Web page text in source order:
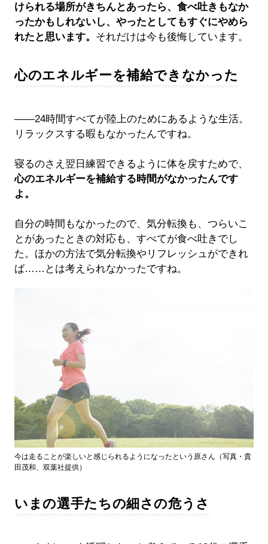
けられる場所がきちんとあったら、食べ吐きもなか
ったかもしれないし、やったとしてもすぐにやめら
れたと思います。 それだけは今も後悔しています。
心のエネルギーを補給できなかった
――24時間すべてが陸上のためにあるような生活。
リラックスする暇もなかったんですね。
寝るのさえ翌日練習できるように体を戻すためで、
心のエネルギーを補給する時間がなかったんです
よ。
自分の時間もなかったので、気分転換も、つらいこ
とがあったときの対応も、すべてが食べ吐きでし
た。ほかの方法で気分転換やリフレッシュができれ
ば……とは考えられなかったですね。
今は走ることが楽しいと感じられるようになったという原さん（写真・貴
田茂和、双葉社提供）
いまの選手たちの細さの危うさ